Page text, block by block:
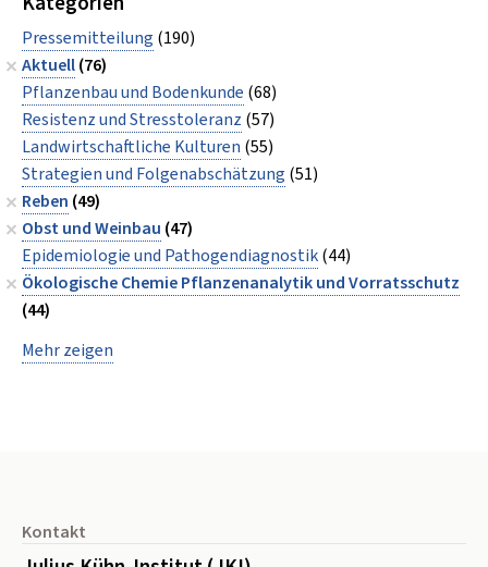
Pressemitteilung (190)
Aktuell(76)
Pflanzenbau und Bodenkunde (68)
Resistenz und Stresstoleranz (57)
Landwirtschaftliche Kulturen (55)
Strategien und Folgenabschätzung (51)
Reben (49)
Obst und Weinbau (47)
Epidemiologie und Pathogendiagnostik(44)
Ökologische Chemie Pflanzenanalytik und Vorratsschutz
(44)
Mehr zeigen
Kontakt